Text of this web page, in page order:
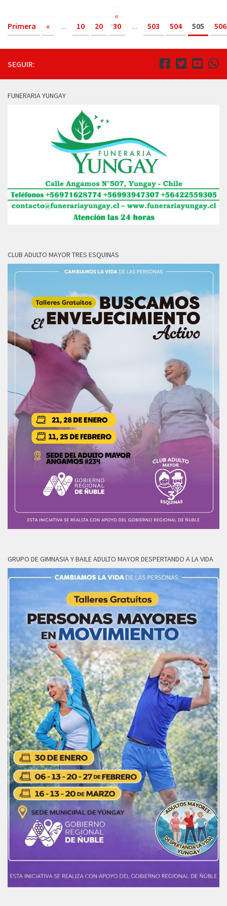
«
Primera
« ... 10 20 30 ... 503 504 505 506
SEGUIR:
FUNERARIA YUNGAY
CLUB ADULTO MAYOR TRES ESQUINAS
GRUPO DE GIMNASIA Y BAILE ADULTO MAYOR DESPERTANDO A LA VIDA